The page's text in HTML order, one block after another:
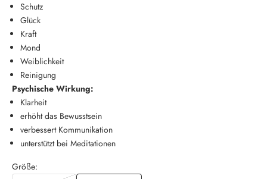
Schutz
Glück
Kraft
Mond
Weiblichkeit
Reinigung
Psychische Wirkung:
Klarheit
erhöht das Bewusstsein
verbessert Kommunikation
unterstützt bei Meditationen
Größe: